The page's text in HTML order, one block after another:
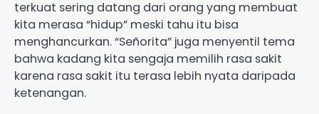
terkuat sering datang dari orang yang membuat
kita merasa “hidup” meski tahu itu bisa
menghancurkan. “Señorita” juga menyentil tema
bahwa kadang kita sengaja memilih rasa sakit
karena rasa sakit itu terasa lebih nyata daripada
ketenangan.